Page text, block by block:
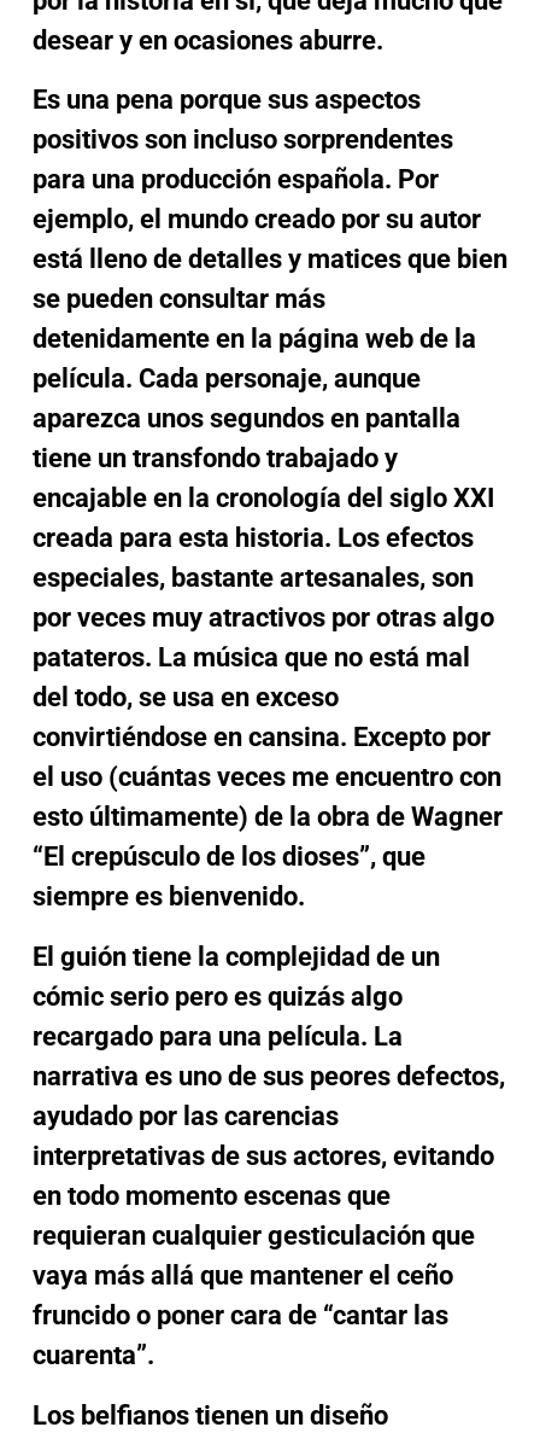
desear y en ocasiones aburre.
Es una pena porque sus aspectos
positivos son incluso sorprendentes
para una producción española. Por
ejemplo, el mundo creado por su autor
está lleno de detalles y matices que bien
se pueden consultar más
detenidamente en la página web de la
película. Cada personaje, aunque
aparezca unos segundos en pantalla
tiene un transfondo trabajado y
encajable en la cronología del siglo XXI
creada para esta historia. Los efectos
especiales, bastante artesanales, son
por veces muy atractivos por otras algo
patateros. La música que no está mal
del todo, se usa en exceso
convirtiéndose en cansina. Excepto por
el uso (cuántas veces me encuentro con
esto últimamente) de la obra de Wagner
“El crepúsculo de los dioses”, que
siempre es bienvenido.
El guión tiene la complejidad de un
cómic serio pero es quizás algo
recargado para una película. La
narrativa es uno de sus peores defectos,
ayudado por las carencias
interpretativas de sus actores, evitando
en todo momento escenas que
requieran cualquier gesticulación que
vaya más allá que mantener el ceño
fruncido o poner cara de “cantar las
cuarenta”.
Los belfianos tienen un diseño